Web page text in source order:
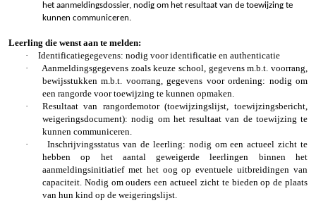
het aanmeldingsdossier, nodig om het resultaat van de toewijzing te
kunnen communiceren.
Leerling die wenst aan te melden:
·
Identificatiegegevens: nodig voor identificatie en authenticatie
·
Aanmeldingsgegevens zoals keuze school, gegevens m.b.t. voorrang,
bewijsstukken m.b.t. voorrang, gegevens voor ordening: nodig om
een rangorde voor toewijzing te kunnen opmaken.
·
Resultaat van rangordemotor (toewijzingslijst, toewijzingsbericht,
weigeringsdocument): nodig om het resultaat van de toewijzing te
kunnen communiceren.
·
Inschrijvingsstatus van de leerling: nodig om een actueel zicht te
hebben op het aantal geweigerde leerlingen binnen het
aanmeldingsinitiatief met het oog op eventuele uitbreidingen van
capaciteit. Nodig om ouders een actueel zicht te bieden op de plaats
van hun kind op de weigeringslijst.